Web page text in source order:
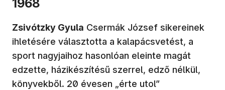
1968
Zsivótzky Gyula Csermák József sikereinek
ihletésére választotta a kalapácsvetést, a
sport nagyjaihoz hasonlóan eleinte magát
edzette, házikészítésű szerrel, edző nélkül,
könyvekből. 20 évesen „érte utol”